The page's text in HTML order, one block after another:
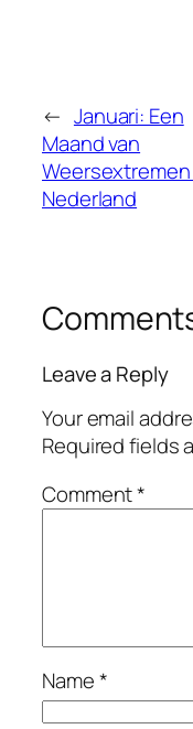
← Januari: Een
Maand van
Nederland
Leave a Reply
Your email
Required fields
Comment*
Name*